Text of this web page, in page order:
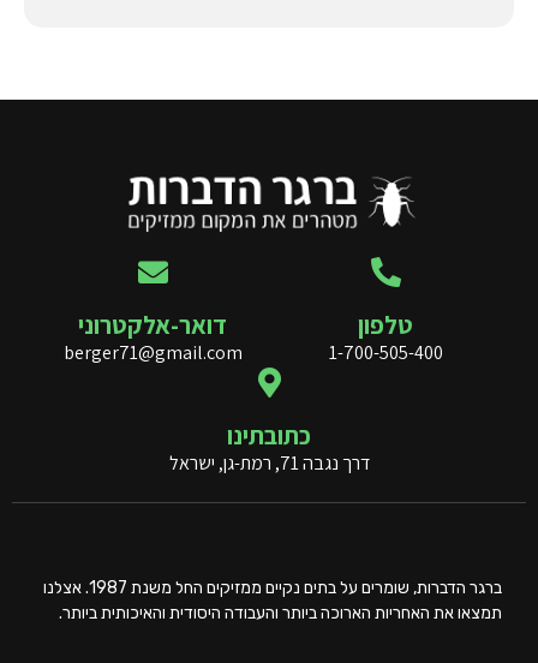
טלפון
1-700-505-400
דואר-אלקטרוני
berger71@gmail.com
כתובתינו
דרך נגבה 71, רמת-גן, ישראל
ברגר הדברות, שומרים על בתים נקיים ממזיקים החל משנת 1987. אצלנו
תמצאו את האחריות הארוכה ביותר והעבודה היסודית והאיכותית ביותר.